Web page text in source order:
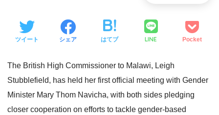
ツイート シェア はてブ LINE Pocket
The British High Commissioner to Malawi, Leigh
Stubblefield, has held her first official meeting with Gender
Minister Mary Thom Navicha, with both sides pledging
closer cooperation on efforts to tackle gender‑based